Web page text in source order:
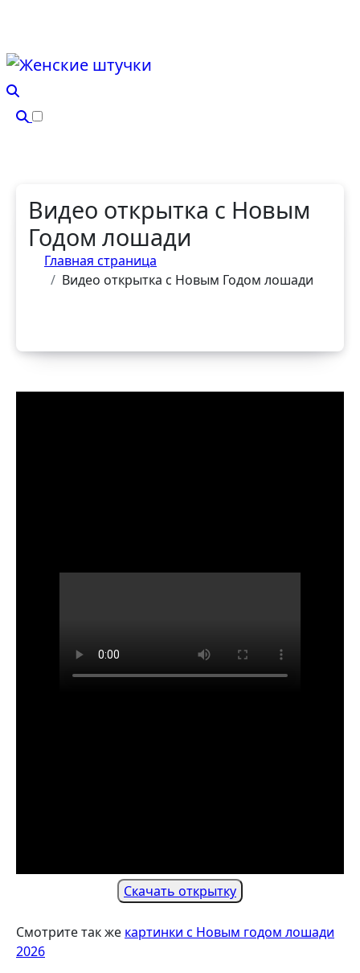
Видео открытка с Новым
Годом лошади
Главная страница
Видео открытка с Новым Годом лошади
Скачать открытку
Смотрите так же картинки с Новым годом лошади
2026